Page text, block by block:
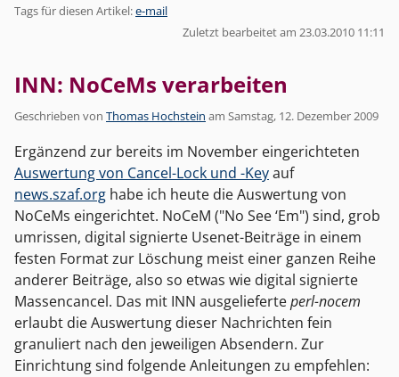
Tags für diesen Artikel:e-mail
Zuletzt bearbeitet am 23.03.2010 11:11
INN: NoCeMs verarbeiten
Geschrieben von Thomas Hochstein am Samstag, 12. Dezember 2009
Ergänzend zur bereits im November eingerichteten
Auswertung von Cancel-Lock und -Keyauf
news.szaf.org habe ich heute die Auswertung von
NoCeMs eingerichtet. NoCeM ("No See ‘Em") sind, grob
umrissen, digital signierte Usenet-Beiträge in einem
festen Format zur Löschung meist einer ganzen Reihe
anderer Beiträge, also so etwas wie digital signierte
Massencancel. Das mit INN ausgelieferteperl-nocem
erlaubt die Auswertung dieser Nachrichten fein
granuliert nach den jeweiligen Absendern. Zur
Einrichtung sind folgende Anleitungen zu empfehlen: